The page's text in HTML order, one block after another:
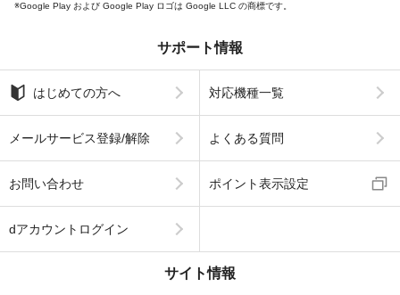
Google Play および Google Play ロゴは Google LLC の商標です。
サポート情報
はじめての方へ 対応機種一覧
メールサービス登録/解除 よくある質問
お問い合わせ ポイント表示設定
dアカウントログイン
サイト情報